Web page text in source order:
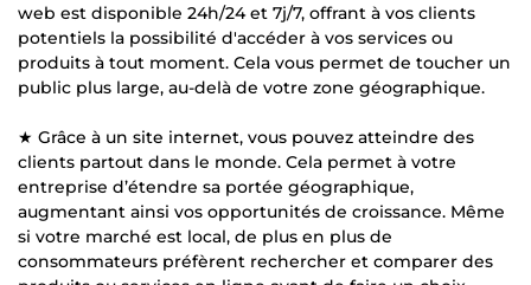
web est disponible 24h/24 et 7j/7, offrant à vos clients
potentiels la possibilité d'accéder à vos services ou
produits à tout moment. Cela vous permet de toucher un
public plus large, au-delà de votre zone géographique.
★ Grâce à un site internet, vous pouvez atteindre des
clients partout dans le monde. Cela permet à votre
entreprise d’étendre sa portée géographique,
augmentant ainsi vos opportunités de croissance. Même
si votre marché est local, de plus en plus de
consommateurs préfèrent rechercher et comparer des